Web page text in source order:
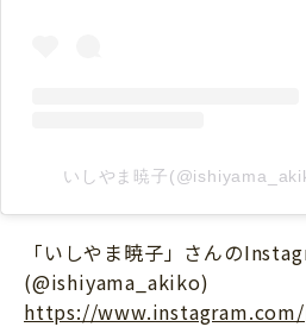
いしやま暁子
「いしやま暁子」さんの
(@ishiyama_akiko)
https://